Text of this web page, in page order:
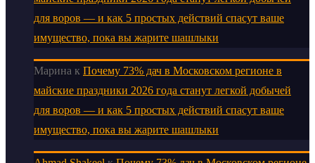
для воров — и как 5 простых действий спасут ваше
имущество, пока вы жарите шашлыки
Марина к Почему 73% дач в Московском регионе в
майские праздники 2026 года станут легкой добычей
для воров — и как 5 простых действий спасут ваше
имущество, пока вы жарите шашлыки